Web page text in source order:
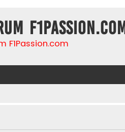
F1Passion.com
F1Passion.com